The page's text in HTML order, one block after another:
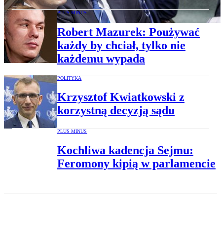
PLUS MINUS
Robert Mazurek: Poużywać
każdy by chciał, tylko nie
każdemu wypada
POLITYKA
Krzysztof Kwiatkowski z
korzystną decyzją sądu
PLUS MINUS
Kochliwa kadencja Sejmu:
Feromony kipią w parlamencie